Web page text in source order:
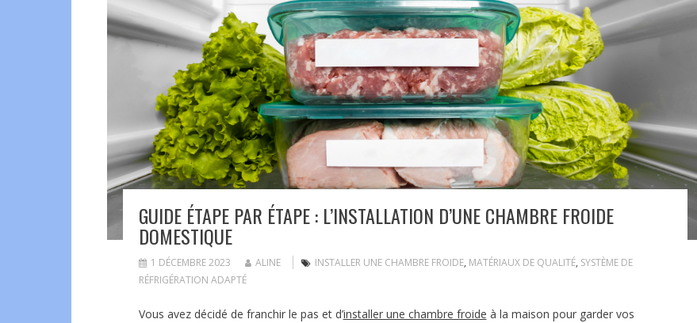
GUIDE ÉTAPE PAR ÉTAPE : L’INSTALLATION D’UNE CHAMBRE FROIDE
DOMESTIQUE
1 DÉCEMBRE 2023 ALINE INSTALLER UNE CHAMBRE FROIDE, MATÉRIAUX DE QUALITÉ, SYSTÈME DE
RÉFRIGÉRATION ADAPTÉ
Vous avez décidé de franchir le pas et d’installer une chambre froide à la maison pour garder vos